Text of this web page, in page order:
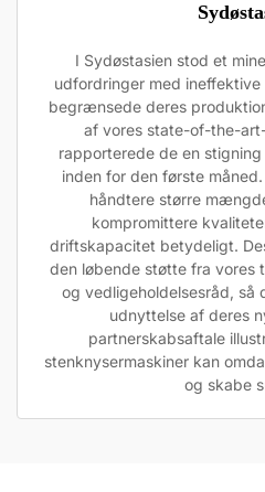
I Sydøstasien stod et
udfordringer med
begrænsede deres
af vores state-of-the-
rapporterede de en
inden for den første
håndtere større
kompromittere
driftskapacitet betydeligt.
den løbende støtte fra vores
og vedligeholdelsesråd, så
udnyttelse af deres
partnerskabsaftale
stenknysermaskiner kan
og skabe